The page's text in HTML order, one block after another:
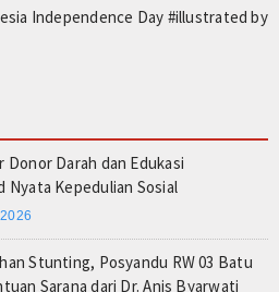
Independence Day #illustrated by
Donor Darah dan Edukasi
Nyata Kepedulian Sosial
Stunting, Posyandu RW 03 Batu
Sarana dari Dr. Anis Byarwati